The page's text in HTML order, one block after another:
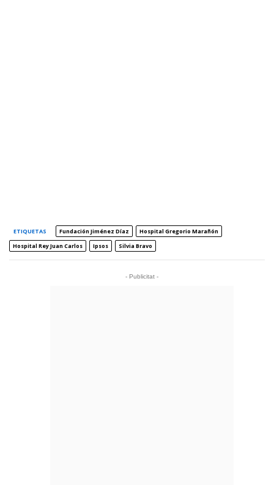
ETIQUETAS Fundación Jiménez Díaz
Hospital Gregorio Marañón
Hospital Rey Juan Carlos
Ipsos Silvia Bravo
- Publicitat -